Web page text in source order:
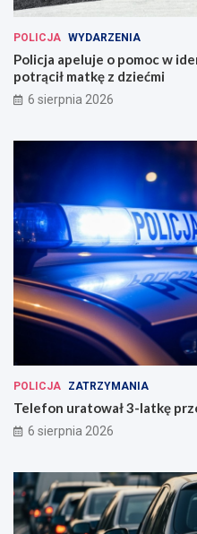
POLICJA WYDARZENIA
Policja apeluje o pomoc w
potrącił matkę z dziećmi
6 sierpnia 2026
POLICJA ZATRZYMANIA
Telefon uratował 3-latkę
6 sierpnia 2026